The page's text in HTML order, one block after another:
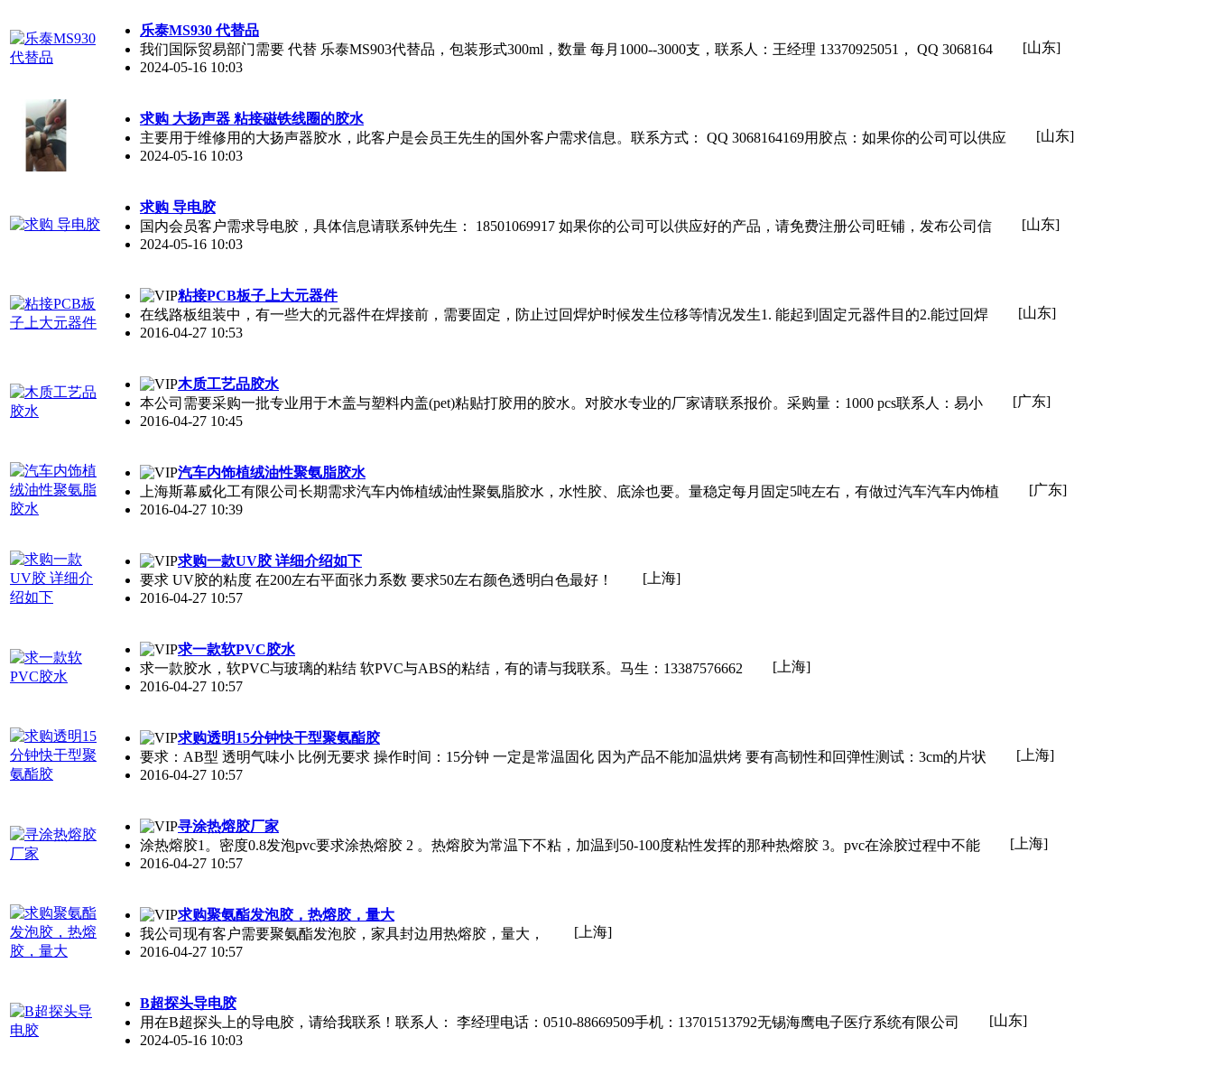
乐泰MS930 代替品
我们国际贸易部门需要 代替 乐泰MS903代替品，包装形式300ml，数量 每月1000--3000支，联系人：王经理 13370925051， QQ 3068164
2024-05-16 10:03
[山东]
求购 大扬声器 粘接磁铁线圈的胶水
主要用于维修用的大扬声器胶水，此客户是会员王先生的国外客户需求信息。联系方式： QQ 3068164169用胶点：如果你的公司可以供应
2024-05-16 10:03
[山东]
求购 导电胶
国内会员客户需求导电胶，具体信息请联系钟先生： 18501069917 如果你的公司可以供应好的产品，请免费注册公司旺铺，发布公司信
2024-05-16 10:03
[山东]
粘接PCB板子上大元器件
在线路板组装中，有一些大的元器件在焊接前，需要固定，防止过回焊炉时候发生位移等情况发生1. 能起到固定元器件目的2.能过回焊
2016-04-27 10:53
[山东]
木质工艺品胶水
本公司需要采购一批专业用于木盖与塑料内盖(pet)粘贴打胶用的胶水。对胶水专业的厂家请联系报价。采购量：1000 pcs联系人：易小
2016-04-27 10:45
[广东]
汽车内饰植绒油性聚氨脂胶水
上海斯幕威化工有限公司长期需求汽车内饰植绒油性聚氨脂胶水，水性胶、底涂也要。量稳定每月固定5吨左右，有做过汽车汽车内饰植
2016-04-27 10:39
[广东]
求购一款UV胶 详细介绍如下
要求 UV胶的粘度 在200左右平面张力系数 要求50左右颜色透明白色最好！
2016-04-27 10:57
[上海]
求一款软PVC胶水
求一款胶水，软PVC与玻璃的粘结 软PVC与ABS的粘结，有的请与我联系。马生：13387576662
2016-04-27 10:57
[上海]
求购透明15分钟快干型聚氨酯胶
要求：AB型 透明气味小 比例无要求 操作时间：15分钟 一定是常温固化 因为产品不能加温烘烤 要有高韧性和回弹性测试：3cm的片状
2016-04-27 10:57
[上海]
寻涂热熔胶厂家
涂热熔胶1。密度0.8发泡pvc要求涂热熔胶 2 。热熔胶为常温下不粘，加温到50-100度粘性发挥的那种热熔胶 3。pvc在涂胶过程中不能
2016-04-27 10:57
[上海]
求购聚氨酯发泡胶，热熔胶，量大
我公司现有客户需要聚氨酯发泡胶，家具封边用热熔胶，量大，
2016-04-27 10:57
[上海]
B超探头导电胶
用在B超探头上的导电胶，请给我联系！联系人： 李经理电话：0510-88669509手机：13701513792无锡海鹰电子医疗系统有限公司
2024-05-16 10:03
[山东]